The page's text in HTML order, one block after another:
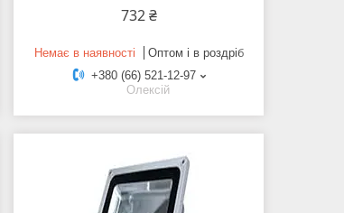
732 ₴
Немає в наявності
Оптом і в роздріб
+380 (66) 521-12-97
Олексій